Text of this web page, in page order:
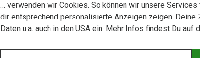
… verwenden wir Cookies. So können wir unsere
dir entsprechend personalisierte Anzeigen zeigen.
Daten u.a. auch in den USA ein. Mehr Infos findest Du auf